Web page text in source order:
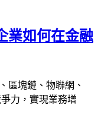
業如何在金融
區塊鏈、物聯網、
力，實現業務增